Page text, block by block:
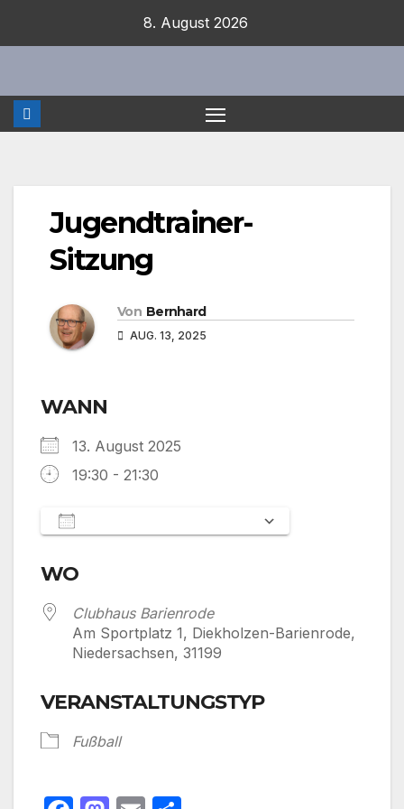
8. August 2026
Jugendtrainer-
Sitzung
Von Bernhard
AUG. 13, 2025
WANN
13. August 2025
19:30 - 21:30
WO
Clubhaus Barienrode
Am Sportplatz 1, Diekholzen-Barienrode,
Niedersachsen, 31199
VERANSTALTUNGSTYP
Fußball